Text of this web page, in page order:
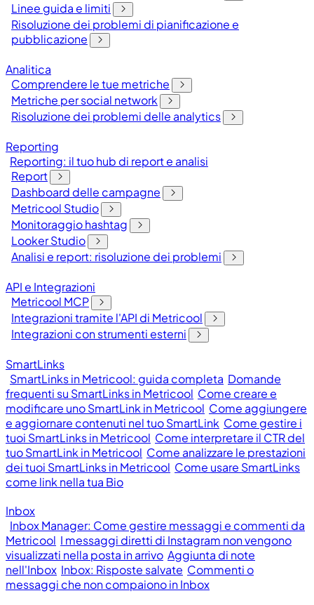
Linee guida e limiti
Risoluzione dei problemi di pianificazione e
pubblicazione
Analitica
Comprendere le tue metriche
Metriche per social network
Risoluzione dei problemi delle analytics
Reporting
Reporting: il tuo hub di report e analisi
Report
Dashboard delle campagne
Metricool Studio
Monitoraggio hashtag
Looker Studio
Analisi e report: risoluzione dei problemi
API e Integrazioni
Metricool MCP
Integrazioni tramite l'API di Metricool
Integrazioni con strumenti esterni
SmartLinks
SmartLinks in Metricool: guida completa Domande
frequenti su SmartLinks in Metricool Come creare e
modificare uno SmartLink in Metricool Come aggiungere
e aggiornare contenuti nel tuo SmartLink Come gestire i
tuoi SmartLinks in Metricool Come interpretare il CTR del
tuo SmartLink in Metricool Come analizzare le prestazioni
dei tuoi SmartLinks in Metricool Come usare SmartLinks
come link nella tua Bio
Inbox
Inbox Manager: Come gestire messaggi e commenti da
Metricool I messaggi diretti di Instagram non vengono
visualizzati nella posta in arrivo Aggiunta di note
nell'Inbox Inbox: Risposte salvate Commenti o
messaggi che non compaiono in Inbox